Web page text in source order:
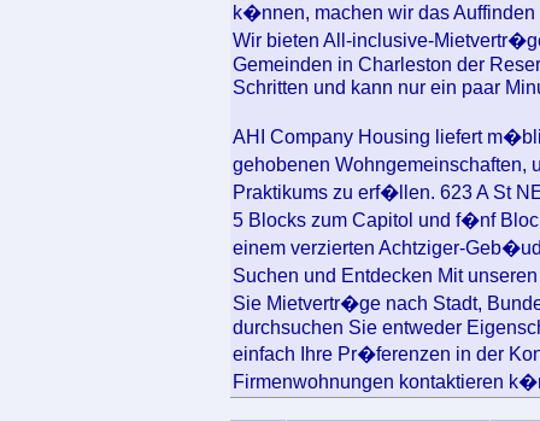
k�nnen, machen wir das
Wir bieten All-inclusive-
Gemeinden in Charleston der
Schritten und kann nur ein paar
AHI Company Housing liefert
gehobenen
Praktikums zu erf�llen. 623 A St
5 Blocks zum Capitol und f�nf
einem verzierten Achtziger-
Suchen und Entdecken Mit
Sie Mietvertr�ge nach Stadt,
durchsuchen Sie entweder
einfach Ihre Pr�ferenzen in der
Firmenwohnungen kontaktieren